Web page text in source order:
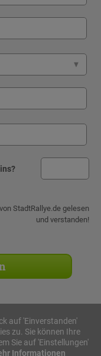
von StadtRallye.de gelesen
und verstanden!
auf 'Einverstanden'
zu. Sie können Ihre
Sie auf 'Einstellungen'
Informationen